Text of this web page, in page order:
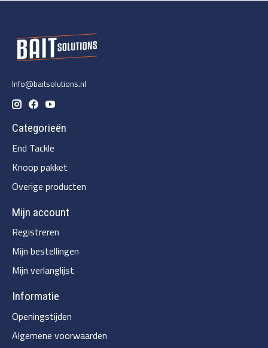
Info@baitsolutions.nl
Categorieën
End Tackle
Knoop pakket
Overige producten
Mijn account
Registreren
Mijn bestellingen
Mijn verlanglijst
Informatie
Openingstijden
Algemene voorwaarden